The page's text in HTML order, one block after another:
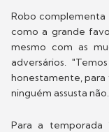
Robo complementa
como a grande
mesmo com as
adversários.
honestamente, para
ninguém assusta
Para a temporada